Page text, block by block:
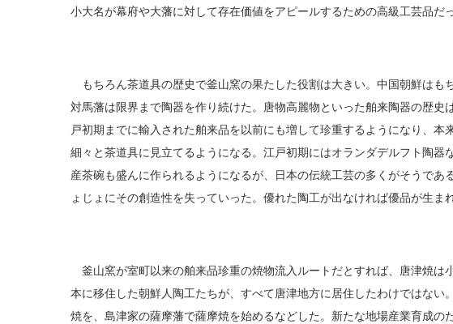
小大名が幕府や大藩に対して存在価値をアピールするための高級工芸品だっ
もちろん茶道具の歴史で釜山窯の果たした役割は大きい。中国朝鮮はも
対馬藩は限界まで陶器を作り続けた。唐物高麗物といった舶来陶器の歴
戸初期までに輸入された舶来品を以前にも増して珍重するようになり、
細々と茶道具に見立てるようになる。江戸初期にはオランダデルフト陶
産茶碗も盛んに作られるようになるが、日本の伝統工芸の多くがそうであ
ょじょにその創造性を失っていった。優れた陶工が出なければ優品が生ま
釜山窯が室町以来の舶来品珍重の焼物流入ルートだとすれば、唐津焼は
本に移住した朝鮮人陶工たちが、すべて唐津地方に居住したわけではな
焼を、島津家の薩摩藩で薩摩焼を始めるなどした。新たな地場産業育成の